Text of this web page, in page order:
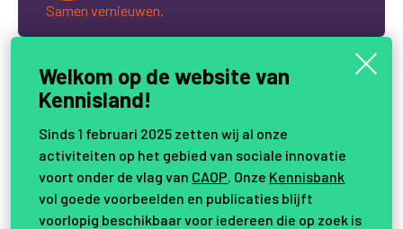
Samen vernieuwen.
Welkom op de website van
Kennisland!
Sinds 1 februari 2025 zetten wij al onze
activiteiten op het gebied van sociale innovatie
voort onder de vlag van CAOP . Onze Kennisbank
vol goede voorbeelden en publicaties blijft
voorlopig beschikbaar voor iedereen die op zoek is